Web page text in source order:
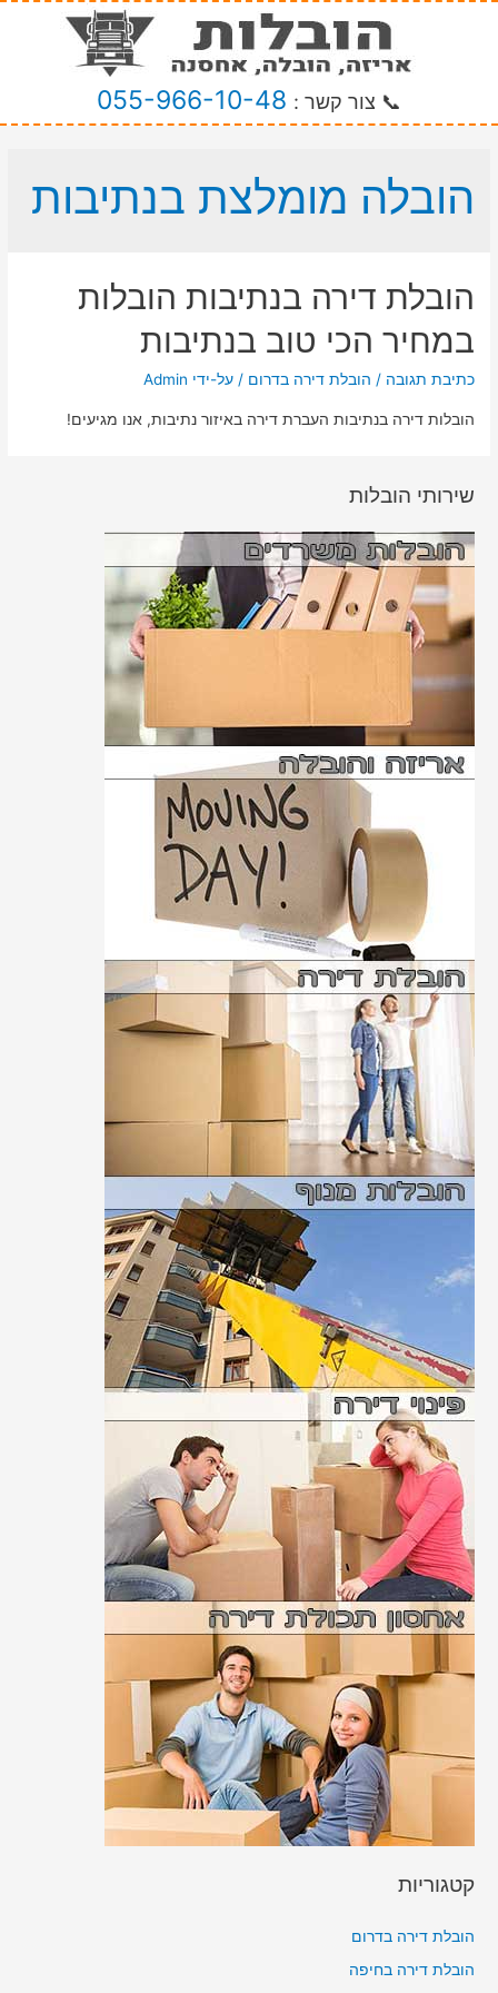
📞 צור קשר : 055-966-10-48
הובלה מומלצת בנתיבות
הובלת דירה בנתיבות הובלות
במחיר הכי טוב בנתיבות
כתיבת תגובה / הובלת דירה בדרום / על-ידי Admin
הובלות דירה בנתיבות העברת דירה באיזור נתיבות, אנו מגיעים!
שירותי הובלות
קטגוריות
הובלת דירה בדרום
הובלת דירה בחיפה